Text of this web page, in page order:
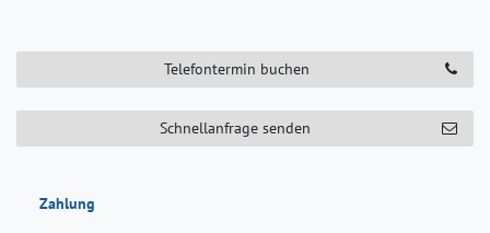
Telefontermin buchen
Schnellanfrage senden
Zahlung